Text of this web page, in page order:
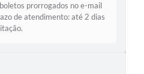
prorrogados no e-mail
de atendimento: até 2 dias